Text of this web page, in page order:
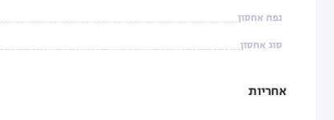
נפח אחסון
סוג אחסון
אחריות